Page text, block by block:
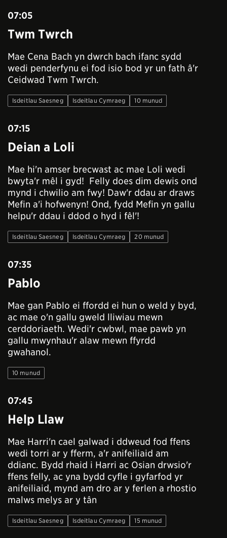
07:05
Twm Twrch
Mae Cena Bach yn dwrch bach ifanc sydd
wedi penderfynu ei fod isio bod yr un fath â'r
Ceidwad Twm Twrch.
Isdeitlau Saesneg Isdeitlau Cymraeg 10 munud
07:15
Deian a Loli
Mae hi'n amser brecwast ac mae Loli wedi
bwyta'r mêl i gyd! Felly does dim dewis ond
mynd i chwilio am fwy! Daw'r ddau ar draws
Mefin a'i hofwenyn! Ond, fydd Mefin yn gallu
helpu'r ddau i ddod o hyd i fêl'!
Isdeitlau Saesneg Isdeitlau Cymraeg 20 munud
07:35
Pablo
Mae gan Pablo ei ffordd ei hun o weld y byd,
ac mae o'n gallu gweld lliwiau mewn
cerddoriaeth. Wedi'r cwbwl, mae pawb yn
gallu mwynhau'r alaw mewn ffyrdd
gwahanol.
10 munud
07:45
Help Llaw
Mae Harri'n cael galwad i ddweud fod ffens
wedi torri ar y fferm, a'r anifeiliaid am
ddianc. Bydd rhaid i Harri ac Osian drwsio'r
ffens felly, ac yna bydd cyfle i gyfarfod yr
anifeiliaid, mynd am dro ar y ferlen a rhostio
malws melys ar y tân
Isdeitlau Saesneg Isdeitlau Cymraeg 15 munud